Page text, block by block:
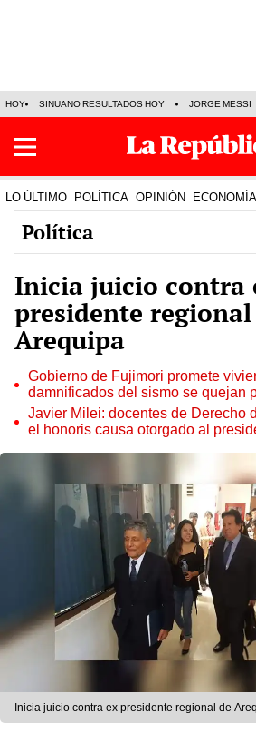
HOY SINUANO RESULTADOS HOY JORGE MESSI
LO ÚLTIMO POLÍTICA OPINIÓN ECONOMÍA
Política
Inicia juicio contra
presidente regional
Arequipa
Gobierno de Fujimori promete
damnificados del sismo se quejan
Javier Milei: docentes de Derecho
el honoris causa otorgado al
Inicia juicio contra ex presidente regional de